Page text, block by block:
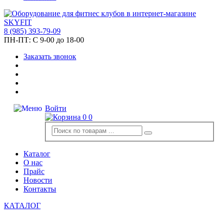
8 (985) 393-79-09
ПН-ПТ: С 9-00 до 18-00
Заказать звонок
Войти
0 0
Каталог
О нас
Прайс
Новости
Контакты
КАТАЛОГ